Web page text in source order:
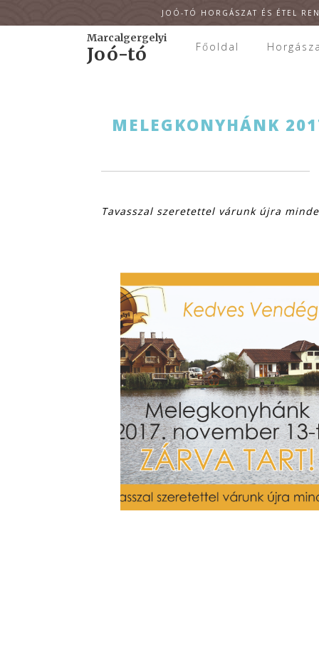
JOÓ-TÓ HORGÁSZAT ÉS ÉTEL
Marcalgergelyi
Joó-tó Főoldal
MELEGKONYHÁNK
Tavasszal szeretettel várunk újra